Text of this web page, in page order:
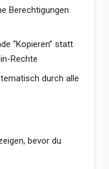
Berechtigungen
“Kopieren” statt
Rechte
durch alle
bevor du